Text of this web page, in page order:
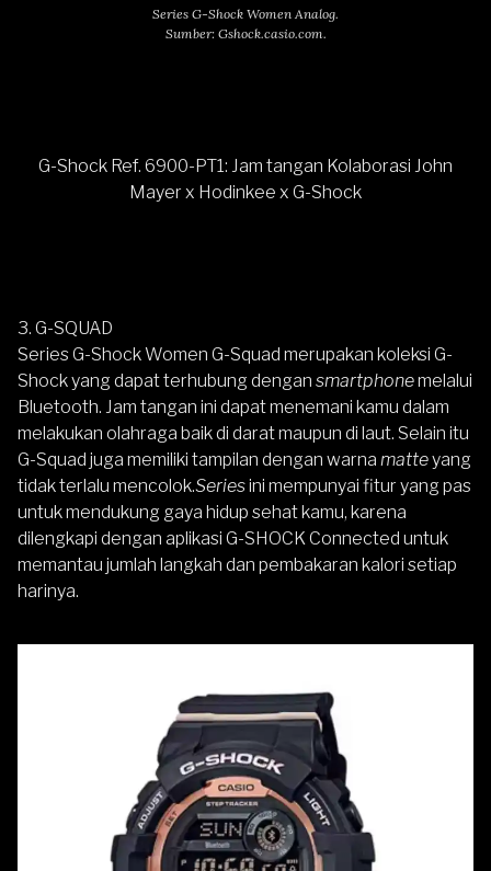
Series G-Shock Women Analog.
Sumber: Gshock.casio.com.
G-Shock Ref. 6900-PT1: Jam tangan Kolaborasi John
Mayer x Hodinkee x G-Shock
3. G-SQUAD
Series G-Shock Women G-Squad merupakan koleksi G-
Shock yang dapat terhubung dengan smartphonemelalui
Bluetooth. Jam tangan ini dapat menemani kamu dalam
melakukan olahraga baik di darat maupun di laut. Selain itu
G-Squad juga memiliki tampilan dengan warna matteyang
tidak terlalu mencolok.Seriesini mempunyai fitur yang pas
untuk mendukung gaya hidup sehat kamu, karena
dilengkapi dengan aplikasi G-SHOCK Connected untuk
memantau jumlah langkah dan pembakaran kalori setiap
harinya.